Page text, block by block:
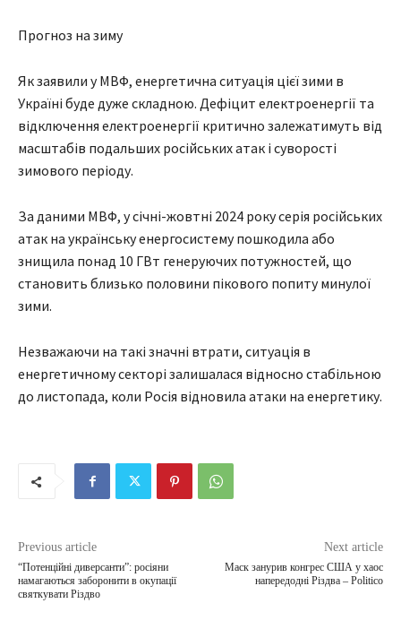
Прогноз на зиму
Як заявили у МВФ, енергетична ситуація цієї зими в
Україні буде дуже складною. Дефіцит електроенергії та
відключення електроенергії критично залежатимуть від
масштабів подальших російських атак і суворості
зимового періоду.
За даними МВФ, у січні-жовтні 2024 року серія російських
атак на українську енергосистему пошкодила або
знищила понад 10 ГВт генеруючих потужностей, що
становить близько половини пікового попиту минулої
зими.
Незважаючи на такі значні втрати, ситуація в
енергетичному секторі залишалася відносно стабільною
до листопада, коли Росія відновила атаки на енергетику.
Previous article
“Потенційні диверсанти”: росіяни
намагаються заборонити в окупації
святкувати Різдво
Next article
Маск занурив конгрес США у хаос
напередодні Різдва – Politico